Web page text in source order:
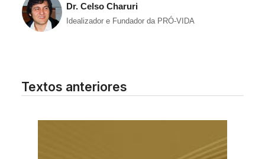
Dr. Celso Charuri
Idealizador e Fundador da PRÓ-VIDA
Textos anteriores